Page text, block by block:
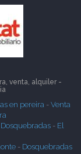
venta, alquiler -
en pereira - Venta
Dosquebradas - El
- Dosquebradas